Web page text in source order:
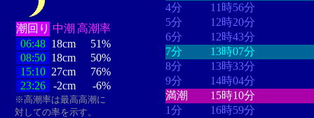
潮回り 中潮 高潮率
06:48 18cm
51%
08:50 18cm
50%
15:10 27cm
76%
23:26
-2cm -6%
※高潮率は最高高潮に
対しての率を示す。
4分
11時56分
5分
12時20分
6分
12時43分
7分
13時07分
8分
13時33分
9分
14時04分
満潮
15時10分
1分
16時59分